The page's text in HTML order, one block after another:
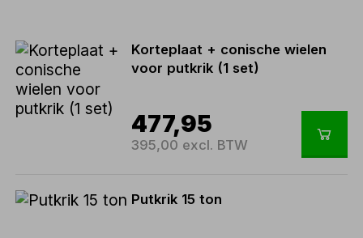
Korteplaat + conische wielen
voor putkrik (1 set)
477,95
395,00 excl. BTW
Putkrik 15 ton